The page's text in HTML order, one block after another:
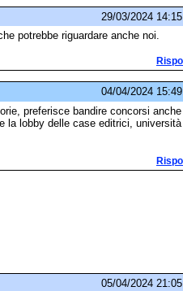
29/03/2024
potrebbe riguardare anche noi.
04/04/2024
preferisce bandire concorsi anche
la lobby delle case editrici, università
05/04/2024